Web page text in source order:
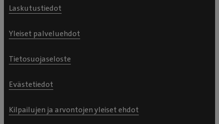
Laskutustiedot
Yleiset palveluehdot
Tietosuojaseloste
Evästetiedot
Kilpailujen ja arvontojen yleiset ehdot